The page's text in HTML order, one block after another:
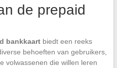
de prepaid
bankkaartbiedt een reeks
behoeften van gebruikers,
volwassenen die willen leren